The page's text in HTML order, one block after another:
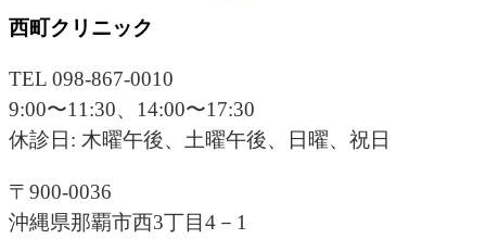
西町クリニック
TEL 098-867-0010
9:00〜11:30、14:00〜17:30
休診日: 木曜午後、土曜午後、日曜、祝日
〒900-0036
沖縄県那覇市西3丁目4－1